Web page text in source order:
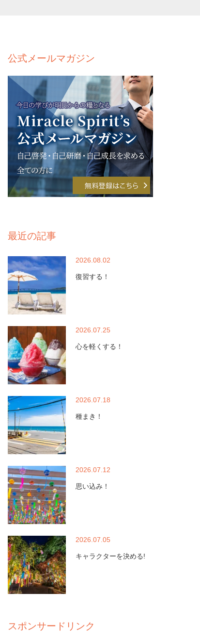
公式メールマガジン
最近の記事
2026.08.02
復習する！
2026.07.25
心を軽くする！
2026.07.18
種まき！
2026.07.12
思い込み！
2026.07.05
キャラクターを決める!
スポンサードリンク